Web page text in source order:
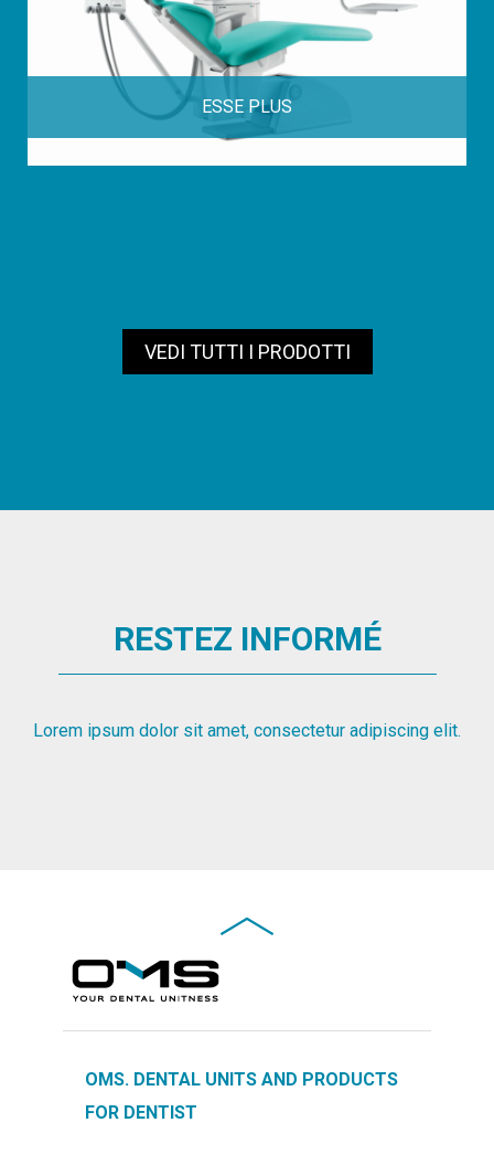
ESSE PLUS
VEDI TUTTI I PRODOTTI
RESTEZ INFORMÉ
Lorem ipsum dolor sit amet, consectetur adipiscing elit.
OMS. DENTAL UNITS AND PRODUCTS
FOR DENTIST